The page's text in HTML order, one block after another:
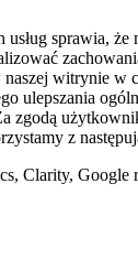
usług sprawia, że
witrynie w
ulepszania
zgodą
z
Clarity, Google